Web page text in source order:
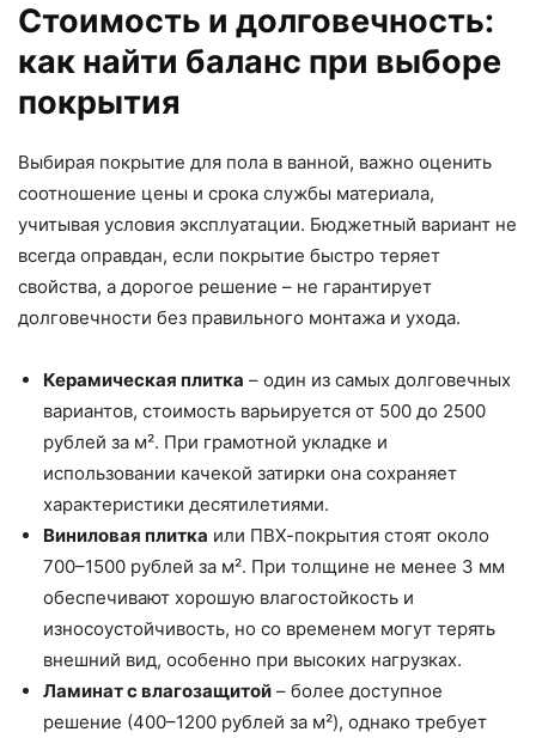
Стоимость и долговечность:
как найти баланс при выборе
покрытия
Выбирая покрытие для пола в ванной, важно оценить
соотношение цены и срока службы материала,
учитывая условия эксплуатации. Бюджетный вариант не
всегда оправдан, если покрытие быстро теряет
свойства, а дорогое решение – не гарантирует
долговечности без правильного монтажа и ухода.
Керамическая плитка – один из самых долговечных
вариантов, стоимость варьируется от 500 до 2500
рублей за м². При грамотной укладке и
использовании качекой затирки она сохраняет
характеристики десятилетиями.
Виниловая плитка или ПВХ-покрытия стоят около
700–1500 рублей за м². При толщине не менее 3 мм
обеспечивают хорошую влагостойкость и
износоустойчивость, но со временем могут терять
внешний вид, особенно при высоких нагрузках.
Ламинат с влагозащитой – более доступное
решение (400–1200 рублей за м²), однако требует